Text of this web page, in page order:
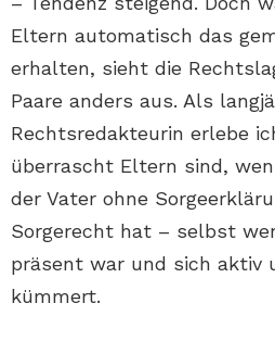
Eltern automatisch das
erhalten, sieht die
Paare anders aus. Als
Rechtsredakteurin erlebe
überrascht Eltern sind,
der Vater ohne
Sorgerecht hat – selbst
präsent war und sich aktiv
kümmert.